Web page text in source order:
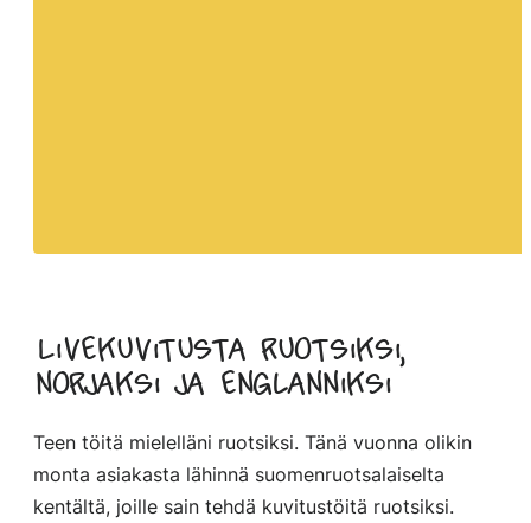
Livekuvitusta ruotsiksi,
norjaksi ja englanniksi
Teen töitä mielelläni ruotsiksi. Tänä vuonna olikin
monta asiakasta lähinnä suomenruotsalaiselta
kentältä, joille sain tehdä kuvitustöitä ruotsiksi.